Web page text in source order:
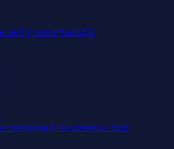
dell'IA sulla tua SEO.
menziona il tuo brand e i tuoi